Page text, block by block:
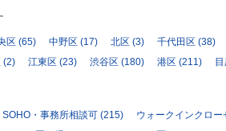
区 (65) 中野区 (17) 北区 (3) 千代田区 (38)
(2) 江東区 (23) 渋谷区 (180) 港区 (211)
SOHO・事務所相談可 (215)
ウォークインクロー